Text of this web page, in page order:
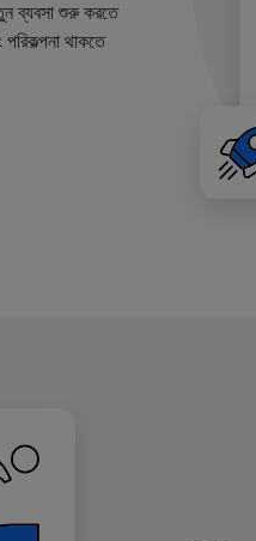
ব্যবসা শুরু করতে
থাকতে